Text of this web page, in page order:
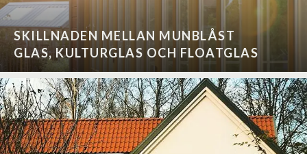
SKILLNADEN MELLAN MUNBLÅST
GLAS, KULTURGLAS OCH FLOATGLAS